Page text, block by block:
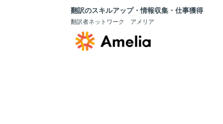
翻訳のスキルアップ・情報収集・仕事獲得
翻訳者ネットワーク アメリア